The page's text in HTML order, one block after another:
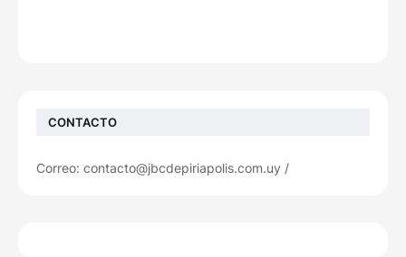
CONTACTO
Correo: contacto@jbcdepiriapolis.com.uy /